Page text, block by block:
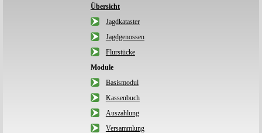
Übersicht
Jagdkataster
Jagdgenossen
Flurstücke
Module
Basismodul
Kassenbuch
Auszahlung
Versammlung